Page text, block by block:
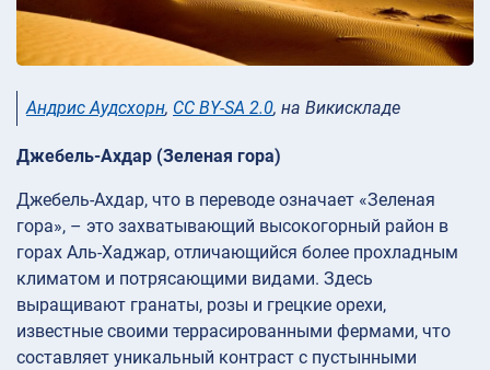
Андрис Аудсхорн, CC BY-SA 2.0, на Викискладе
Джебель-Ахдар (Зеленая гора)
Джебель-Ахдар, что в переводе означает «Зеленая
гора», – это захватывающий высокогорный район в
горах Аль-Хаджар, отличающийся более прохладным
климатом и потрясающими видами. Здесь
выращивают гранаты, розы и грецкие орехи,
известные своими террасированными фермами, что
составляет уникальный контраст с пустынными